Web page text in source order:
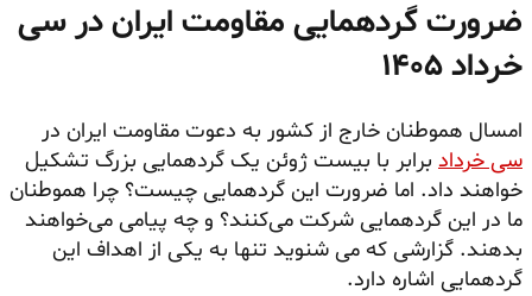
ضرورت گردهمایی مقاومت ایران در سی
خرداد ۱۴۰۵
امسال هموطنان خارج از کشور به دعوت مقاومت ایران در
سی خرداد برابر با بیست ژوئن یک گردهمایی بزرگ تشکیل
خواهند داد. اما ضرورت این گردهمایی چیست؟ چرا هموطنان
ما در این گردهمایی شرکت می‌کنند؟ و چه پیامی می‌خواهند
بدهند. گزارشی که می شنوید تنها به یکی از اهداف این
گردهمایی اشاره دارد.